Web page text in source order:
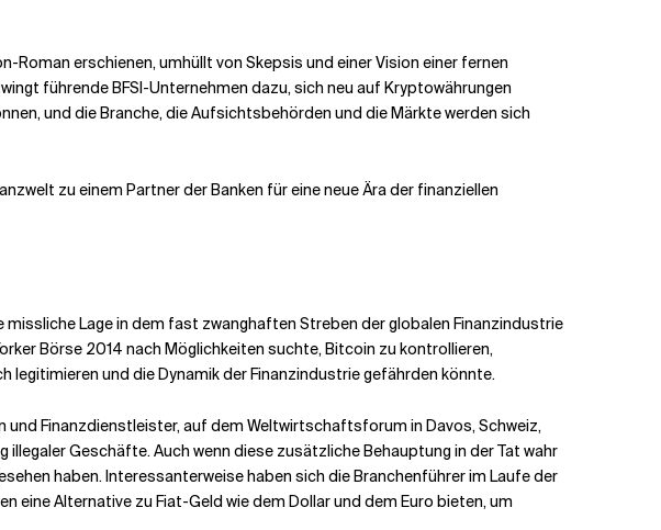
Roman erschienen, umhüllt von Skepsis und einer Vision einer fernen
führende BFSI-Unternehmen dazu, sich neu auf Kryptowährungen
und die Branche, die Aufsichtsbehörden und die Märkte werden sich
zu einem Partner der Banken für eine neue Ära der finanziellen
Lage in dem fast zwanghaften Streben der globalen Finanzindustrie
Börse 2014 nach Möglichkeiten suchte, Bitcoin zu kontrollieren,
und die Dynamik der Finanzindustrie gefährden könnte.
und Finanzdienstleister, auf dem Weltwirtschaftsforum in Davos, Schweiz,
Geschäfte. Auch wenn diese zusätzliche Behauptung in der Tat wahr
haben. Interessanterweise haben sich die Branchenführer im Laufe der
eine Alternative zu Fiat-Geld wie dem Dollar und dem Euro bieten, um